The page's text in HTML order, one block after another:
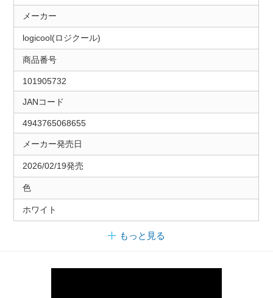
メーカー
logicool(ロジクール)
商品番号
101905732
JANコード
4943765068655
メーカー発売日
2026/02/19発売
色
ホワイト
もっと見る